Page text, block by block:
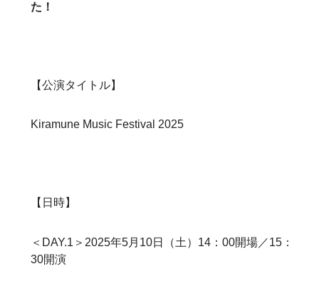
た！
【公演タイトル】
Kiramune Music Festival 2025
【日時】
＜DAY.1＞2025年5月10日（土）14：00開場／15：
30開演